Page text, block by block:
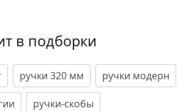
в подборки
ручки 320 мм ручки модерн
ручки-скобы